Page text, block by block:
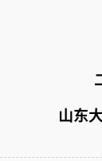
五年
海)招